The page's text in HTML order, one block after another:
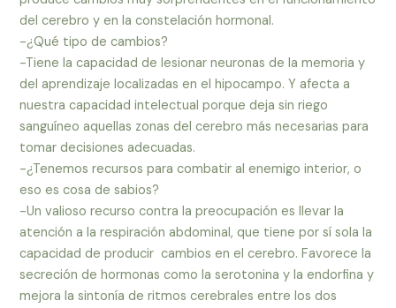
del cerebro y en la constelación hormonal.
-¿Qué tipo de cambios?
-Tiene la capacidad de lesionar neuronas de la memoria y
del aprendizaje localizadas en el hipocampo. Y afecta a
nuestra capacidad intelectual porque deja sin riego
sanguíneo aquellas zonas del cerebro más necesarias para
tomar decisiones adecuadas.
-¿Tenemos recursos para combatir al enemigo interior, o
eso es cosa de sabios?
-Un valioso recurso contra la preocupación es llevar la
atención a la respiración abdominal, que tiene por sí sola la
capacidad de producir cambios en el cerebro. Favorece la
secreción de hormonas como la serotonina y la endorfina y
mejora la sintonía de ritmos cerebrales entre los dos